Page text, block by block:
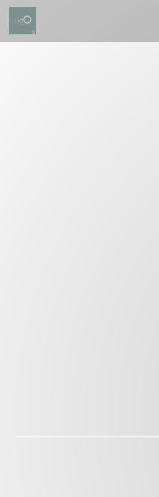
Personalización de sus opciones de cookies